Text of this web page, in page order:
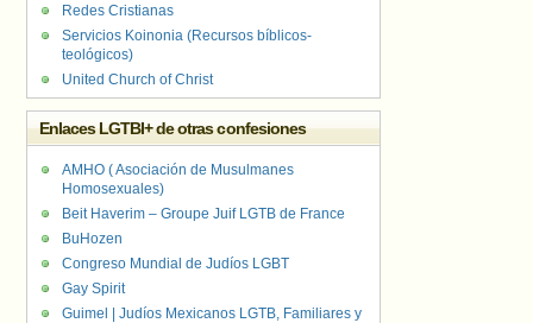
Redes Cristianas
Servicios Koinonia (Recursos bíblicos-
teológicos)
United Church of Christ
Enlaces LGTBI+ de otras confesiones
AMHO ( Asociación de Musulmanes
Homosexuales)
Beit Haverim – Groupe Juif LGTB de France
BuHozen
Congreso Mundial de Judíos LGBT
Gay Spirit
Guimel | Judíos Mexicanos LGTB, Familiares y